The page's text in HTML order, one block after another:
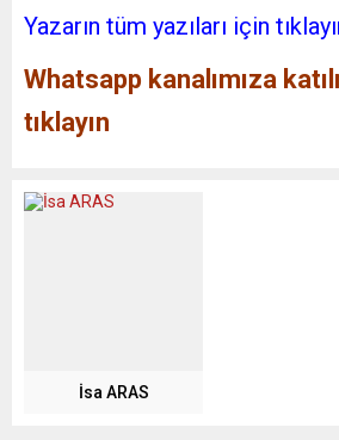
Yazarın tüm yazıları için
Whatsapp kanalımıza
tıklayın
İsa ARAS